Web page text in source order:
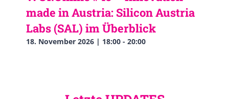
made in Austria: Silicon Austria
Labs (SAL) im Überblick
18. November 2026 | 18:00 - 20:00